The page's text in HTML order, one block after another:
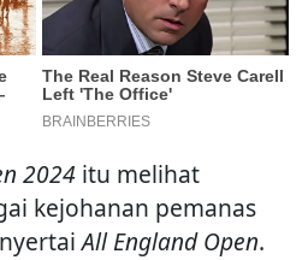
2024 itu melihat
kejohanan pemanas
All England Open.